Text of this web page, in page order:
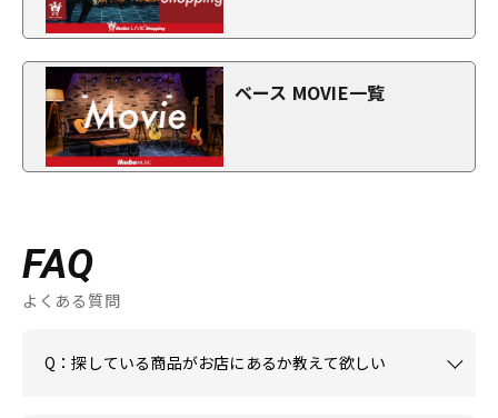
ベース MOVIE一覧
FAQ
よくある質問
Q：探している商品がお店にあるか教えて欲しい